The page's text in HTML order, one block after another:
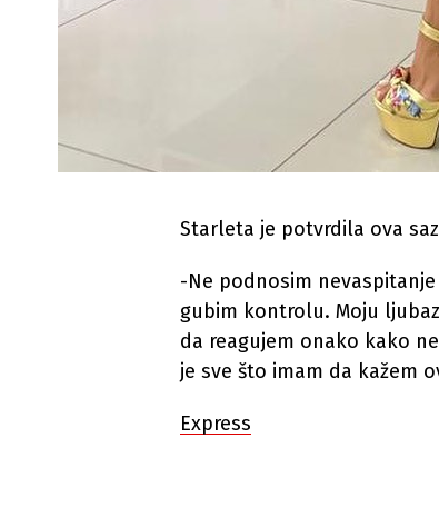
Starleta je potvrdila ova
-Ne podnosim
gubim kontrolu. Moju
da reagujem onako kako
je sve što imam da kažem
Express